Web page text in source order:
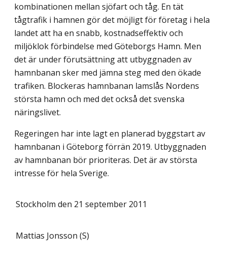
kombinationen mellan sjöfart och tåg. En tät
tågtrafik i hamnen gör det möjligt för företag i hela
landet att ha en snabb, kostnadseffektiv och
miljöklok förbindelse med Göteborgs Hamn. Men
det är under förutsättning att utbyggnaden av
hamnbanan sker med jämna steg med den ökade
trafiken. Blockeras hamnbanan lamslås Nordens
största hamn och med det också det svenska
näringslivet.
Regeringen har inte lagt en planerad byggstart av
hamnbanan i Göteborg förrän 2019. Utbyggnaden
av hamnbanan bör prioriteras. Det är av största
intresse för hela Sverige.
Stockholm den 21 september 2011
Mattias Jonsson (S)